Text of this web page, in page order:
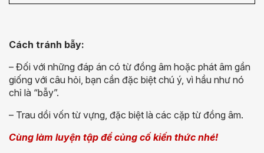
Cách tránh bẫy:
– Đối với những đáp án có từ đồng âm hoặc phát âm gần
giống với câu hỏi, bạn cần đặc biệt chú ý, vì hầu như nó
chỉ là “bẫy”.
– Trau dồi vốn từ vựng, đặc biệt là các cặp từ đồng âm.
Cùng làm luyện tập để củng cố kiến thức nhé!